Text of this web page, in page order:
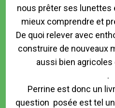
nous prêter ses
mieux comprendre et
De quoi relever avec
construire de nouveaux
aussi bien agricoles
.
Perrine est donc un
question  posée est tel